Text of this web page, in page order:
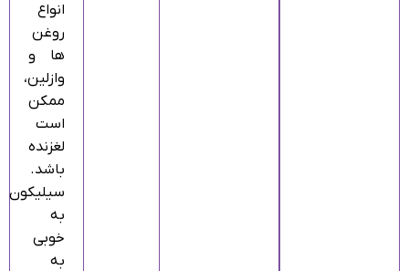
انواع
روغن‌
ها و
وازلین،
ممکن
است
لغزنده
باشد.
سیلیکون
به
خوبی
به